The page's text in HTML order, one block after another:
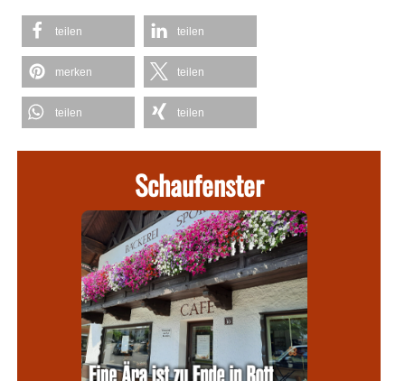
teilen teilen
merken teilen
teilen teilen
Schaufenster